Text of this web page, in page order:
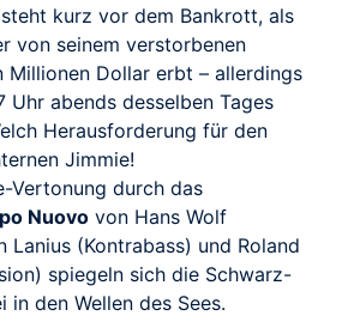
kurz vor dem Bankrott, als
von seinem verstorbenen
Millionen Dollar erbt – allerdings
Uhr abends desselben Tages
Herausforderung für den
Jimmie!
Vertonung durch das
Nuovo von Hans Wolf
Lanius (Kontrabass) und Roland
spiegeln sich die Schwarz-
in den Wellen des Sees.